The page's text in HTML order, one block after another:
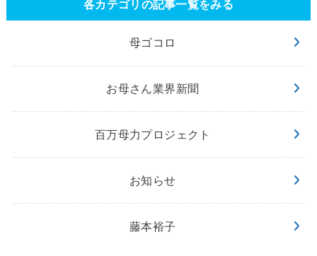
各カテゴリの記事一覧をみる
母ゴコロ
お母さん業界新聞
百万母力プロジェクト
お知らせ
藤本裕子